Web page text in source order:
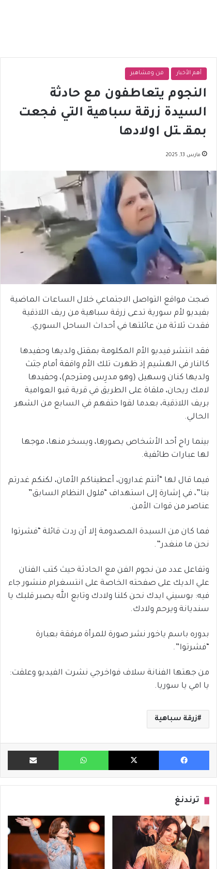
أهم الأخبار فن ومشاهير
النجوم يتعاطفون مع حادثة
السيدة زرقة سباهية التي فجعت
بمقـ ـتل اولادها
مارس 13, 2025
ضجت مواقع التواصل الاجتماعي خلال الساعات الماضية
بفيديو لأم سورية تدعى زرقة سباهية من ريف اللاذقية
فقدت ثلاثة من عائلتها في أحداث الساحل السوري.
فقد انتشر فيديو الأم المكلومة بمقتل ولديها وحفيدها
كالنار في الهشيم إذ ظهرت تلك الأم واقفة أمام جثث
ولديها كنان وسهيل (وهو مدرِس ومترجم)، وحفيدها
لامك ريحان، ملقاة على الطريق في قرية قبو العوامية
بريف اللاذقية، بعدما لقوا حتفهم في السابع من الشهر
الحالي.
بينما راح أحد الأشخاص يصورها، ويسخر منها، موجها
لها عبارات طائفية.
فيما قال لها “أنتم غدارون، أعطيناكم الأمان، لكنكم غدرتم
بنا”، في إشارة إلى استهداف “فلول النظام السابق”
عناصر من قوات الأمن.
فما كان من السيدة المصدومة إلا أن ردت قائلة “فشرتوا
نحن ما منغدر”.
وتفاعل عدد من نجوم الفن مع الحادثة حيث كتب الفنان
علي الديك على صفحته الخاصة على انتسغرام منشور جاء
فيه: بوسيني ايدك نحن كلنا ولادك وتابع الله يصبر قلبك يا
سنديانة ويرحم ولادك.
بدوره باسم ياخور نشر صورة للمرأة مرفقة بعبارة
“فشرتوا”.
من جهتها الفنانة سلاف فواخرجي نشرت الفيديو وعلقت:
يا امي يا سوريا.
زرقة سباهية
فيسبوك X واتساب مشاركة
ترندنغ